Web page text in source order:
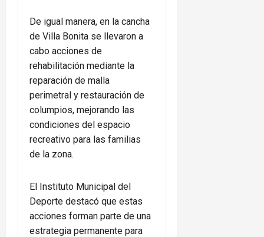
De igual manera, en la cancha
de Villa Bonita se llevaron a
cabo acciones de
rehabilitación mediante la
reparación de malla
perimetral y restauración de
columpios, mejorando las
condiciones del espacio
recreativo para las familias
de la zona.
El Instituto Municipal del
Deporte destacó que estas
acciones forman parte de una
estrategia permanente para